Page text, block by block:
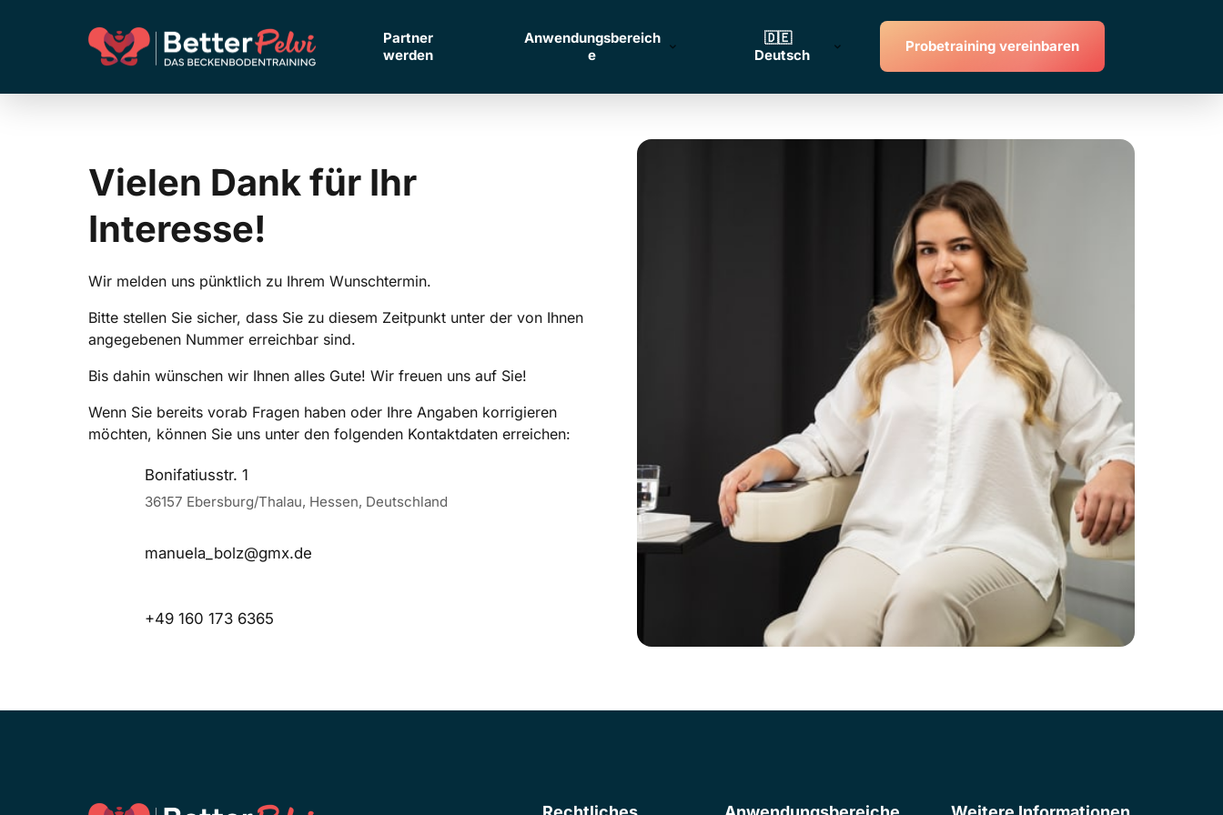
Partner
werden
Anwendungsbereich
e
🇩🇪‎ ‎ ‎
Deutsch
Probetraining vereinbaren
Vielen Dank für
Interesse!
Wir melden uns pünktlich zu Ihrem Wunschtermin.
Bitte stellen Sie sicher, dass Sie zu diesem Zeitpunkt unter der von Ihnen
angegebenen Nummer erreichbar sind.
Bis dahin wünschen wir Ihnen alles Gute! Wir freuen uns auf Sie!
Wenn Sie bereits vorab Fragen haben oder Ihre Angaben korrigieren
möchten, können Sie uns unter den folgenden Kontaktdaten erreichen:
Bonifatiusstr. 1
36157 Ebersburg/Thalau, Hessen, Deutschland
manuela_bolz@gmx.de
+49 160 173 6365
🇬🇧‎ ‎ ‎ Englisch
Niederländisch
🇬🇧‎ ‎ ‎ Englisch
Niederländisch
Inkontinenz & Blasenschwäche
Menopause
Rückenschmerzen
Männergesundheit